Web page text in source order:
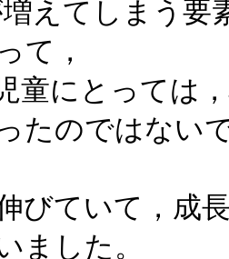
えてしまう要
て，
童にとっては
たのではない
びていて，成
ました。